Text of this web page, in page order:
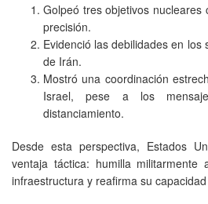
Golpeó tres objetivos
precisión.
Evidenció las debilidades en los
de Irán.
Mostró una coordinación
Israel, pese a los
distanciamiento.
Desde esta perspectiva, Estados
ventaja táctica: humilla
infraestructura y reafirma su